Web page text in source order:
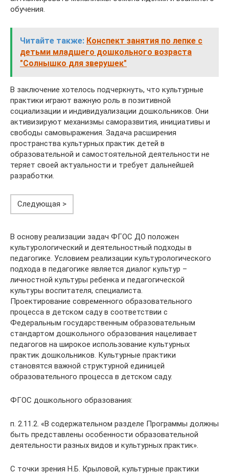
обучения.
Читайте также: Конспект занятия по лепке с
детьми младшего дошкольного возраста
"Солнышко для зверушек"
В заключение хотелось подчеркнуть, что культурные
практики играют важную роль в позитивной
социализации и индивидуализации дошкольников. Они
активизируют механизмы саморазвития, инициативы и
свободы самовыражения. Задача расширения
пространства культурных практик детей в
образовательной и самостоятельной деятельности не
теряет своей актуальности и требует дальнейшей
разработки.
Следующая >
В основу реализации задач ФГОС ДО положен
культурологический и деятельностный подходы в
педагогике. Условием реализации культурологического
подхода в педагогике является диалог культур –
личностной культуры ребенка и педагогической
культуры воспитателя, специалиста.
Проектирование современного образовательного
процесса в детском саду в соответствии с
Федеральным государственным образовательным
стандартом дошкольного образования нацеливает
педагогов на широкое использование культурных
практик дошкольников. Культурные практики
становятся важной структурной единицей
образовательного процесса в детском саду.
ФГОС дошкольного образования:
п. 2.11.2. «В содержательном разделе Программы должны
быть представлены особенности образовательной
деятельности разных видов и культурных практик».
С точки зрения Н.Б. Крыловой, культурные практики